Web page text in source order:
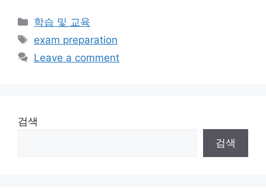
Categories
학습 및 교육
Tags
exam preparation
Leave a comment
검색
검색